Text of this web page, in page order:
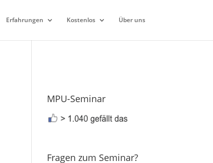
Erfahrungen Kostenlos Über uns
MPU-Seminar
Fragen zum Seminar?